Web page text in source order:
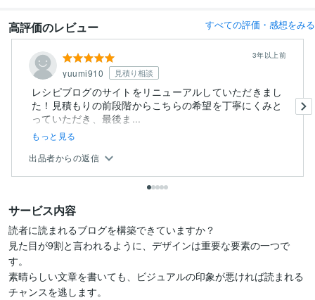
高評価のレビュー すべての評価・感想をみる
yuumi910 見積り相談
3年以上前
レシピブログのサイトをリニューアルしていただきまし
た！見積もりの前段階からこちらの希望を丁寧にくみと
っていただき、最後ま...
もっと見る
出品者からの返信
サービス内容
読者に読まれるブログを構築できていますか？
見た目が9割と言われるように、デザインは重要な要素の一つで
す。
素晴らしい文章を書いても、ビジュアルの印象が悪ければ読まれる
チャンスを逃します。